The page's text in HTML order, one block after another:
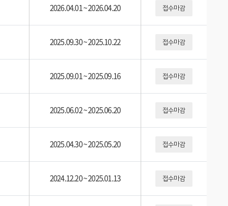
2026.04.01~2026.04.20 접수마감
2025.09.30~2025.10.22 접수마감
2025.09.01~2025.09.16 접수마감
2025.06.02~2025.06.20 접수마감
2025.04.30~2025.05.20 접수마감
2024.12.20~2025.01.13 접수마감